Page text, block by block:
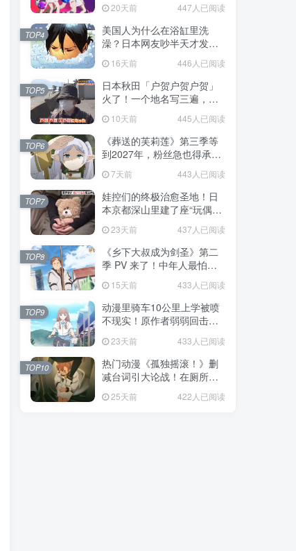
们的生活！
20天前 447人已阅读
美国人为什么在浴缸里洗
澡？日本网友吵半天才发
藏在浴室地板里！
16天前 446人已阅读
TOP4
日本秋田「户贺户贺户贺」
火了！一个地名写三遍，竟
不是玩梗而是150年旧账！
10天前 445人已阅读
TOP5
《葬送的芙莉莲》第三季等
到2027年，粉丝急也得承认
这次慢得有道理！
7天前 443人已阅读
TOP6
娃控们的终极治愈圣地！日
本京都深山里建了座“玩偶神
社”，不仅能拍照还能给娃祈
福！23天前 437人已阅读
TOP7
《乡下大叔成为剑圣》第二
季 PV 来了！中年人最怕的
不是变老，而是没人愿意再
相信你！
15天前 433人已阅读
TOP8
动漫里骑车10公里上学被喷
不现实！原作者弱弱回击：
常通勤！
23天前 433人已阅读
TOP9
热门动漫《孤独摇滚！》删
减台词引大论战！在厕所吃
现充！
25天前 422人已阅读
TOP10